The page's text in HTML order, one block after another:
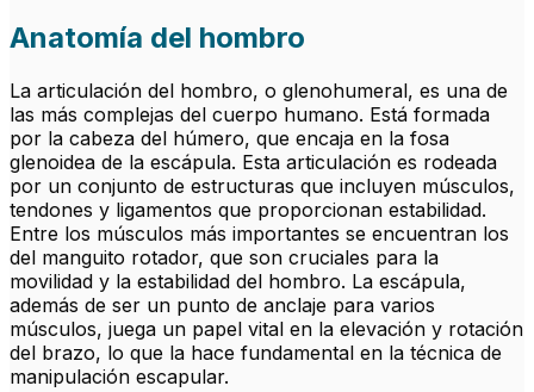
Anatomía del hombro
La articulación del hombro, o glenohumeral, es una de
las más complejas del cuerpo humano. Está formada
por la cabeza del húmero, que encaja en la fosa
glenoidea de la escápula. Esta articulación es rodeada
por un conjunto de estructuras que incluyen músculos,
tendones y ligamentos que proporcionan estabilidad.
Entre los músculos más importantes se encuentran los
del manguito rotador, que son cruciales para la
movilidad y la estabilidad del hombro. La escápula,
además de ser un punto de anclaje para varios
músculos, juega un papel vital en la elevación y rotación
del brazo, lo que la hace fundamental en la técnica de
manipulación escapular.